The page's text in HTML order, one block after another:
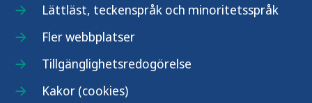
Lättläst, teckenspråk och minoritetsspråk
Fler webbplatser
Tillgänglighetsredogörelse
Kakor (cookies)